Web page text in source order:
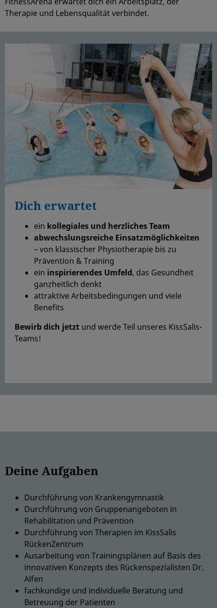
Therapie und Lebensqualität verbindet.
Dich erwartet
ein kollegiales und herzliches Team
abwechslungsreiche Einsatzmöglichkeiten
– von klassischer Physiotherapie bis zu
Prävention & Training
ein inspirierendes Umfeld, das Gesundheit
ganzheitlich denkt
attraktive Arbeitsbedingungen und viele
Benefits
Bewirb dich jetzt und werde Teil unseres KissSalis-
Teams!
Deine Aufgaben
Durchführung von Krankengymnastik
Durchführung von Gruppenangeboten in
Rehabilitation und Prävention
Durchführung von Therapien im KissSalis
RückenZentrum
Ausarbeitung von Trainingsplänen auf Basis des
innovativen Konzepts des Rückenspezialisten Dr.
Alfen
fachkundige und individuelle Beratung und
Betreuung der Patienten